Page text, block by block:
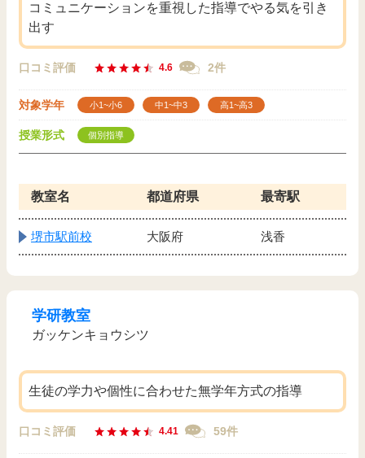
コミュニケーションを重視した指導でやる気を引き
出す
口コミ評価 4.6 2件
対象学年 小1~小6 中1~中3 高1~高3
授業形式 個別指導
教室名 都道府県 最寄駅
堺市駅前校 大阪府 浅香
学研教室
ガッケンキョウシツ
生徒の学力や個性に合わせた無学年方式の指導
口コミ評価 4.41 59件